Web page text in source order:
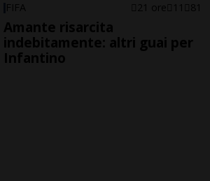
FIFA 21 ore 11 81
Amante risarcita
indebitamente: altri guai per
Infantino